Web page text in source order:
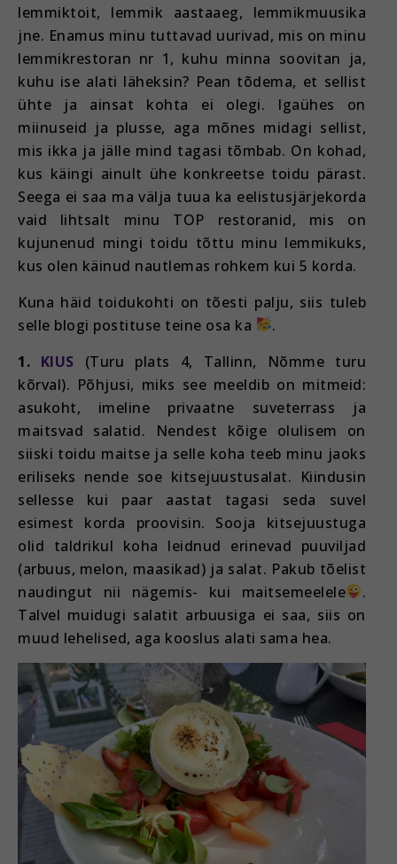
lemmiktoit, lemmik aastaaeg, lemmikmuusika
jne. Enamus minu tuttavad uurivad, mis on minu
lemmikrestoran nr 1, kuhu minna soovitan ja,
kuhu ise alati läheksin? Pean tõdema, et sellist
ühte ja ainsat kohta ei olegi. Igaühes on
miinuseid ja plusse, aga mõnes midagi sellist,
mis ikka ja jälle mind tagasi tõmbab. On kohad,
kus käingi ainult ühe konkreetse toidu pärast.
Seega ei saa ma välja tuua ka eelistusjärjekorda
vaid lihtsalt minu TOP restoranid, mis on
kujunenud mingi toidu tõttu minu lemmikuks,
kus olen käinud nautlemas rohkem kui 5 korda.
Kuna häid toidukohti on tõesti palju, siis tuleb
selle blogi postituse teine osa ka
.
1. KIUS (Turu plats 4, Tallinn, Nõmme turu
kõrval). Põhjusi, miks see meeldib on mitmeid:
asukoht, imeline privaatne suveterrass ja
maitsvad salatid. Nendest kõige olulisem on
siiski toidu maitse ja selle koha teeb minu jaoks
eriliseks nende soe kitsejuustusalat. Kiindusin
sellesse kui paar aastat tagasi seda suvel
esimest korda proovisin. Sooja kitsejuustuga
olid taldrikul koha leidnud erinevad puuviljad
(arbuus, melon, maasikad) ja salat. Pakub tõelist
naudingut nii nägemis- kui maitsemeelele
.
Talvel muidugi salatit arbuusiga ei saa, siis on
muud lehelised, aga kooslus alati sama hea.